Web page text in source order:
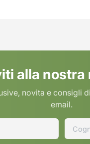
alla nostra
novita e consigli
email.